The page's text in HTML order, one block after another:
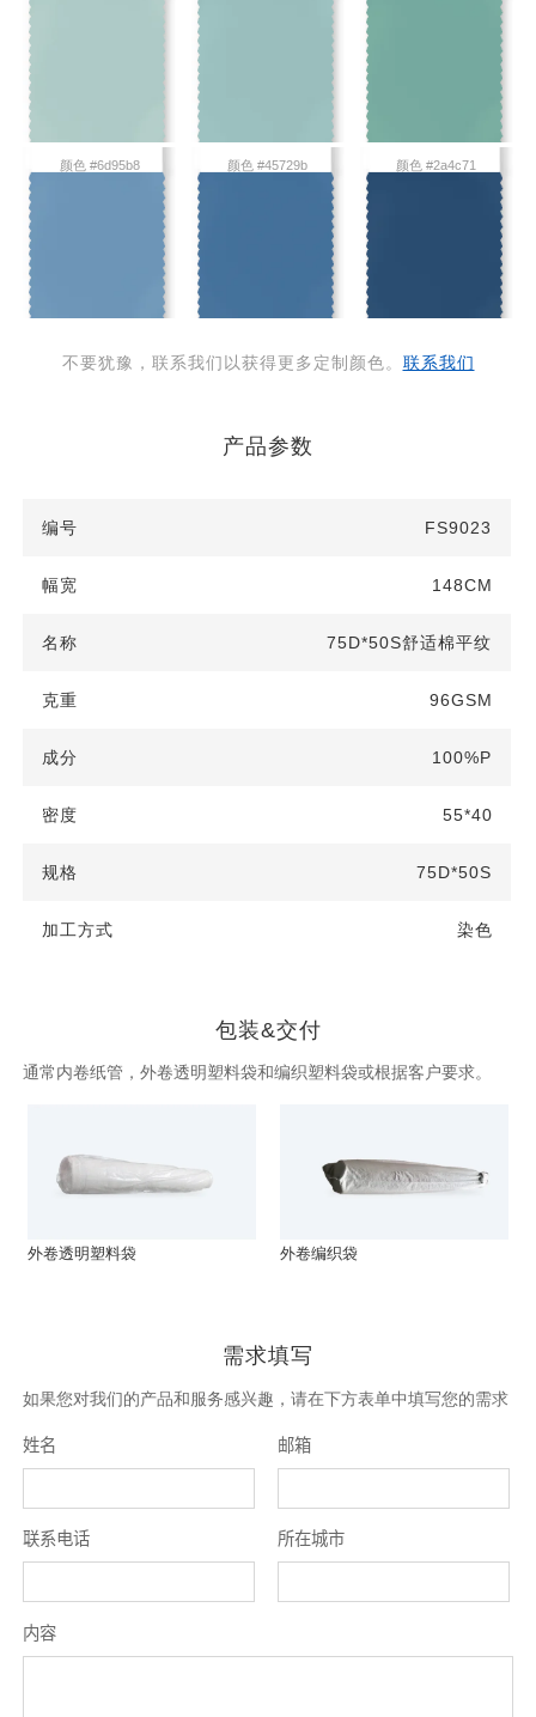
颜色 #6d95b8 颜色 #45729b 颜色 #2a4c71
不要犹豫，联系我们以获得更多定制颜色。 联系我们
产品参数
FS9023
148CM
75D*50S舒适棉平纹
96GSM
100%P
55*40
75D*50S
染色
包装&交付
通常内卷纸管，外卷透明塑料袋和编织塑料袋或根据客户要求。
外卷透明塑料袋 外卷编织袋
需求填写
如果您对我们的产品和服务感兴趣，请在下方表单中填写您的需求
姓名 邮箱
联系电话 所在城市
内容